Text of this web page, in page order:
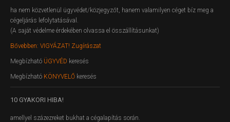
ha nem közvetlenül ügyvédet/közjegyzőt, hanem valamilyen céget bíz meg a
cégeljárás lefolytatásával.
(A saját védelme érdekében olvassa el összállításunkat)
Bővebben: VIGYÁZAT! Zugírászat
Megbízható ÜGYVÉD keresés
Megbízható KÖNYVELŐ keresés
10 GYAKORI HIBA!
amellyel százezreket bukhat a cégalapítás során.